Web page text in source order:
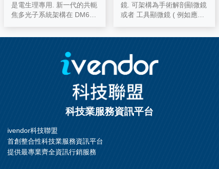
是電生理專用. 新一代的共軛
焦多光子系統架構在 DM600
器官, 組織 ( Brain slice ). 例
如 IR Patch Clamp 的實驗,
共軛焦多光子影像系統. 這是
全世界公認最好的 Fixed sta
ge Microscope. 獨家的水鏡,
高 NA, 長工作距離. 超高解
析. 物鏡鼻輪具有電控 6x 物
的切換. 完全不會有電場干擾
及振動. LEIC
鏡. 可架構為手術解剖顯微鏡
或者 工具顯微鏡 ( 例如應用
及 掛壁式, 也可安裝於天花
板上. 完全人體工學設計. 1.
可移動落地式 2.穩固, 最佳機
械平衡設計, 移動到哪裡, 就
停止在哪裡. 防震, 各種角度
觀察應用. 3.懸掛於牆壁, 或,
安裝在天花板上. 適用手術解
科技業服務資訊平台
ivendor科技聯盟
首創整合性科技業服務資訊平台
提供最專業齊全資訊行銷服務